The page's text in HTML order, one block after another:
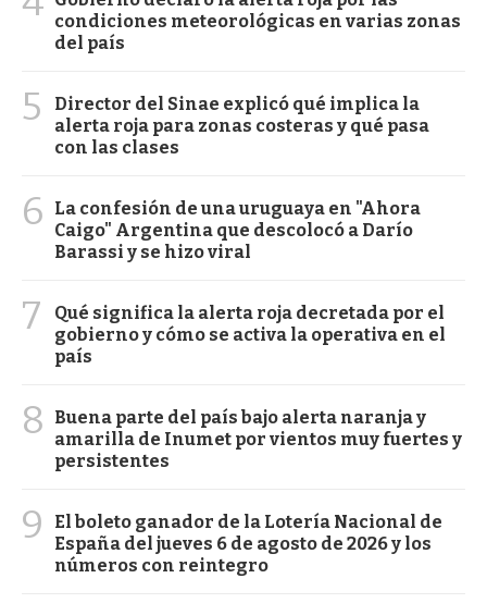
condiciones meteorológicas en varias zonas
del país
5
Director del Sinae explicó qué implica la
alerta roja para zonas costeras y qué pasa
con las clases
6
La confesión de una uruguaya en "Ahora
Caigo" Argentina que descolocó a Darío
Barassi y se hizo viral
7
Qué significa la alerta roja decretada por el
gobierno y cómo se activa la operativa en el
país
8
Buena parte del país bajo alerta naranja y
amarilla de Inumet por vientos muy fuertes y
persistentes
9
El boleto ganador de la Lotería Nacional de
España del jueves 6 de agosto de 2026 y los
números con reintegro